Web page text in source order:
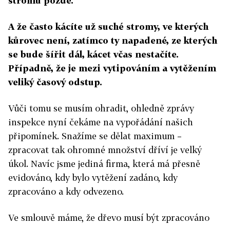
A že často kácíte už suché stromy, ve kterých
kůrovec není, zatímco ty napadené, ze kterých
se bude šířit dál, kácet včas nestačíte.
Případně, že je mezi vytipováním a vytěžením
veliký časový odstup.
Vůči tomu se musím ohradit, ohledně zprávy
inspekce nyní čekáme na vypořádání našich
připomínek. Snažíme se dělat maximum –
zpracovat tak ohromné množství dříví je velký
úkol. Navíc jsme jediná firma, která má přesně
evidováno, kdy bylo vytěžení zadáno, kdy
zpracováno a kdy odvezeno.
Ve smlouvě máme, že dřevo musí být zpracováno